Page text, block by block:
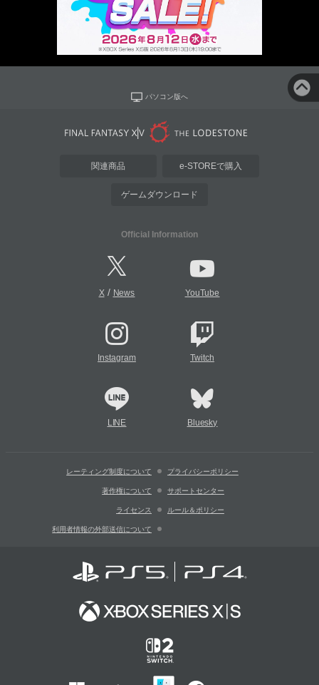
パソコン版へ
関連商品 e-STOREで購入
ゲームダウンロード
Official Information
X/ News YouTube
Instagram Twitch
LINE Bluesky
レーティング制度について プライバシーポリシー
著作権について サポートセンター
ライセンス ルール＆ポリシー
利用者情報の外部送信について